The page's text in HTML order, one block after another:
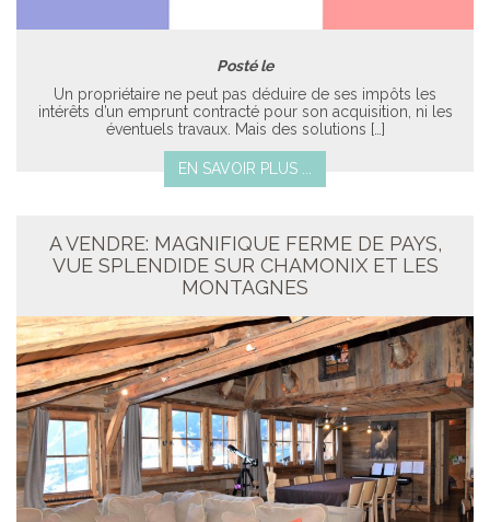
Posté le
Un propriétaire ne peut pas déduire de ses impôts les
intérêts d’un emprunt contracté pour son acquisition, ni les
éventuels travaux. Mais des solutions […]
EN SAVOIR PLUS ...
A VENDRE: MAGNIFIQUE FERME DE PAYS,
VUE SPLENDIDE SUR CHAMONIX ET LES
MONTAGNES